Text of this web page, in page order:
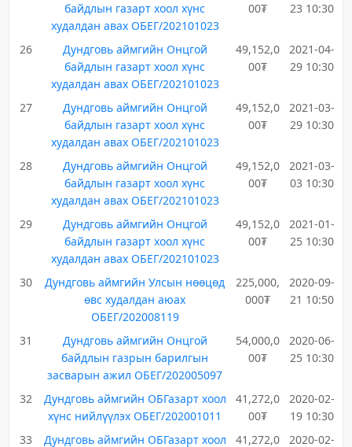
байдлын газарт хоол хүнс
худалдан авах ОБЕГ/202101023
00₮
23 10:30
26
Дундговь аймгийн Онцгой
байдлын газарт хоол хүнс
худалдан авах ОБЕГ/202101023
49,152,0
00₮
2021-04-
29 10:30
27
Дундговь аймгийн Онцгой
байдлын газарт хоол хүнс
худалдан авах ОБЕГ/202101023
49,152,0
00₮
2021-03-
29 10:30
28
Дундговь аймгийн Онцгой
байдлын газарт хоол хүнс
худалдан авах ОБЕГ/202101023
49,152,0
00₮
2021-03-
03 10:30
29
Дундговь аймгийн Онцгой
байдлын газарт хоол хүнс
худалдан авах ОБЕГ/202101023
49,152,0
00₮
2021-01-
25 10:30
30
Дундговь аймгийн Улсын нөөцөд
өвс худалдан аюах
ОБЕГ/202008119
225,000,
000₮
2020-09-
21 10:50
31
Дундговь аймгийн Онцгой
байдлын газрын барилгын
засварын ажил ОБЕГ/202005097
54,000,0
00₮
2020-06-
25 10:30
32
Дундговь аймгийн ОБГазарт хоол
хүнс нийлүүлэх ОБЕГ/202001011
41,272,0
00₮
2020-02-
19 10:30
33
Дундговь аймгийн ОБГазарт хоол
41,272,0
2020-02-